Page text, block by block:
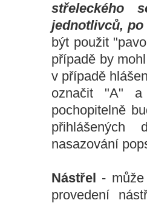
střeleckého
jednotlivců, po
být použit
případě by
v případě
označit "A" a
pochopitelně
přihlášených
nasazování
Nástřel -
provedení